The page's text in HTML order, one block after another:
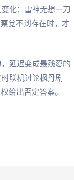
化：雷神无想一刀
觉不到存在时，才
延迟变成最残忍的
联机讨论枫丹剧
给出否定答案。